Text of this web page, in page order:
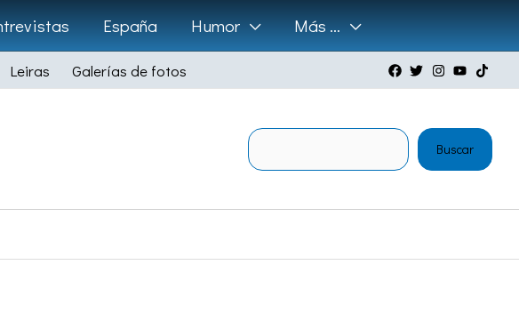
España Humor
Más …
Leiras Galerías de fotos
Buscar